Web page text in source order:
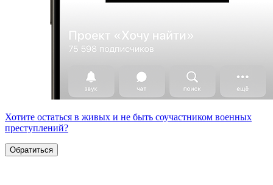
Хотите остаться в живых и не быть соучастником военных
преступлений?
Обратиться